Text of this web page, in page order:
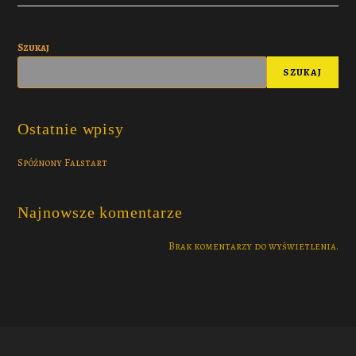
Szukaj
SZUKAJ
Ostatnie wpisy
Spóźnony Falstart
Najnowsze komentarze
Brak komentarzy do wyświetlenia.